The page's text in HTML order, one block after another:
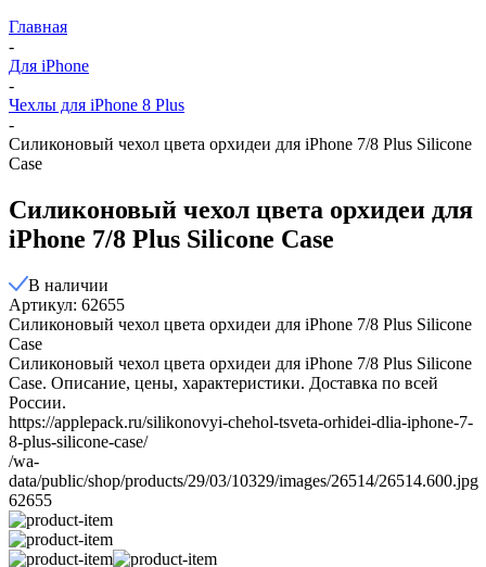
Главная
-
Для iPhone
-
Чехлы для iPhone 8 Plus
-
Силиконовый чехол цвета орхидеи для iPhone 7/8 Plus Silicone
Case
Силиконовый чехол цвета орхидеи для
iPhone 7/8 Plus Silicone Case
В наличии
Артикул: 62655
Силиконовый чехол цвета орхидеи для iPhone 7/8 Plus Silicone
Case
Силиконовый чехол цвета орхидеи для iPhone 7/8 Plus Silicone
Case. Описание, цены, характеристики. Доставка по всей
России.
https://applepack.ru/silikonovyi-chehol-tsveta-orhidei-dlia-iphone-7-
8-plus-silicone-case/
/wa-
data/public/shop/products/29/03/10329/images/26514/26514.600.jpg
62655